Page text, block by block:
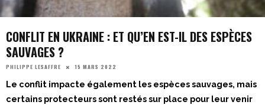
CONFLIT EN UKRAINE : ET QU’EN EST-IL DES ESPÈCES
SAUVAGES ?
PHILIPPE LESAFFRE 15 MARS 2022
Le conflit impacte également les espèces sauvages, mais
certains protecteurs sont restés sur place pour leur venir